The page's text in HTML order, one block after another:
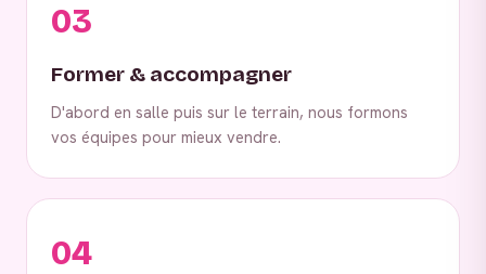
03
Former & accompagner
D'abord en salle puis sur le terrain, nous formons
vos équipes pour mieux vendre.
04